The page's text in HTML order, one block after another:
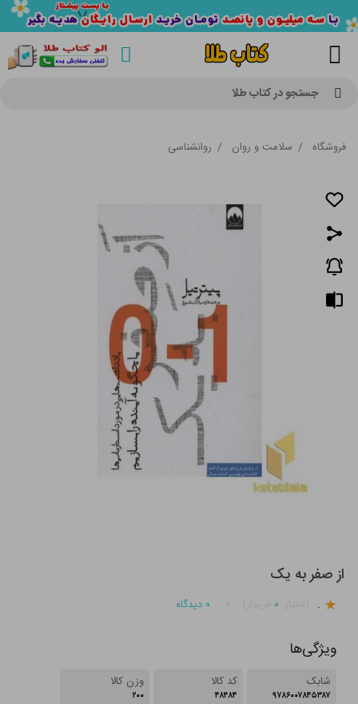
جستجو در کتاب طلا
فروشگاه / سلامت و روان / روانشناسی
از صفر به یک
. ۰ ۰ دیدگاه
ویژگی‌ها
شابک
۹۷۸۶۰۰۷۸۴۵۳۸۷
کد کالا
۴۸۴۸۴
وزن کالا
۲۰۰